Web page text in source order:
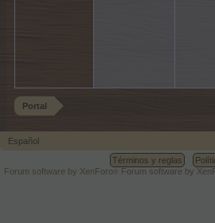
Portal
Español
Términos y reglas
Forum software by XenForo ® Forum software by